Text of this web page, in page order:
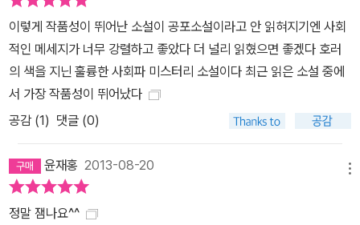
이렇게 작품성이 뛰어난 소설이 공포소설이라고 안 읽혀지기엔 사회
적인 메세지가 너무 강렬하고 좋았다 더 널리 읽혔으면 좋겠다 호러
의 색을 지닌 훌륭한 사회파 미스터리 소설이다 최근 읽은 소설 중에
서 가장 작품성이 뛰어났다
공감 (1) 댓글 (0)
윤재홍 2013-08-20
정말 잼나요^^